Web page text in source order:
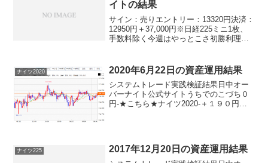
イトの結果
サイン：売りエントリー：13320円決済：
12950円＋37,000円※日経225ミニ1枚、
手数料除く今週はやっとこさ初勝利理で
大きい状況ですから。これからの巻き返
ナイツ2020 2020年6月22日の資産運用結果
システムトレード実践検証結果日中オー
バーナイト公式サイトうちでのこづち０
円-★こちら★ナイツ2020-＋１９０円★
ナイツ225 2017年12月20日の資産運用結果